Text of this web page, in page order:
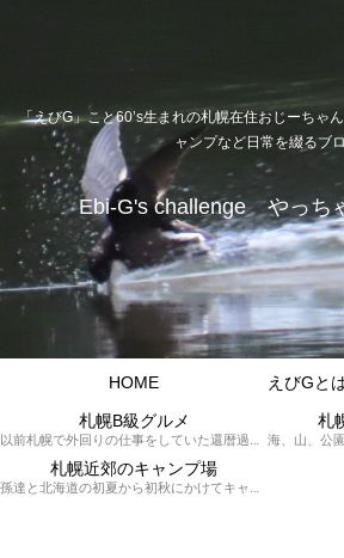
「えびG」こと60’s生まれの札幌在住おじーちゃ
ャンプなど日常を綴るブ
Ebi-G's challenge やっち
HOME
札幌B級グルメ
以前札幌で外回りの仕事をしていた還暦過ぎブロガー「えびG」がランチ（サラリーマンランチ、サラメシ）を中心に、おそば、ラーメン、中華、日替わりランチを「札幌Bグルメ」と題してレポートしているブログカテゴリーのページです。現在は定年後の再雇用で札幌中とはいかなまでも会社の近くのすすきの界隈や家のある札幌市南区を中心に徘徊しております。
札
札幌近郊のキャンプ場
孫達と北海道の初夏から初秋にかけてキャンプに出かけます。キャンプ場情報だったり料理だったり花火や遊びに虫取りとまさに「やっちゃえ！えびG」やりたい放題のブログです。